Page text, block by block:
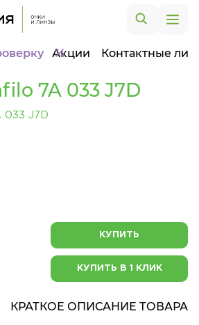
Акции Контактные
7A 033 J7D
КУПИТЬ
КУПИТЬ В 1 КЛИК
КРАТКОЕ ОПИСАНИЕ ТОВАРА